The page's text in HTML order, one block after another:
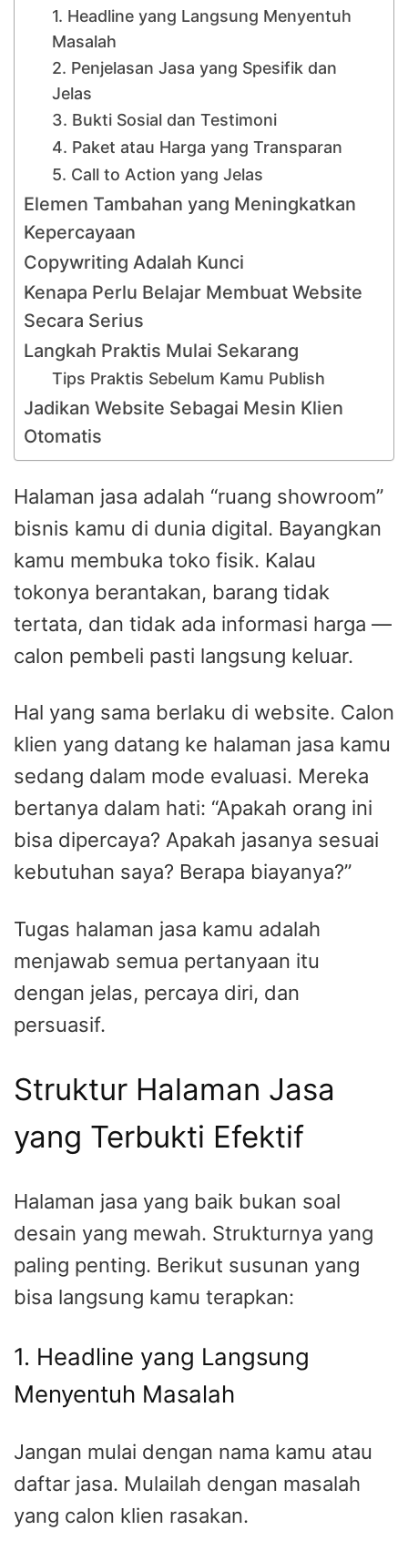
1. Headline yang Langsung Menyentuh
Masalah
2. Penjelasan Jasa yang Spesifik dan
Jelas
3. Bukti Sosial dan Testimoni
4. Paket atau Harga yang Transparan
5. Call to Action yang Jelas
Elemen Tambahan yang Meningkatkan
Kepercayaan
Copywriting Adalah Kunci
Kenapa Perlu Belajar Membuat Website
Secara Serius
Langkah Praktis Mulai Sekarang
Tips Praktis Sebelum Kamu Publish
Jadikan Website Sebagai Mesin Klien
Otomatis
Halaman jasa adalah “ruang showroom”
bisnis kamu di dunia digital. Bayangkan
kamu membuka toko fisik. Kalau
tokonya berantakan, barang tidak
tertata, dan tidak ada informasi harga —
calon pembeli pasti langsung keluar.
Hal yang sama berlaku di website. Calon
klien yang datang ke halaman jasa kamu
sedang dalam mode evaluasi. Mereka
bertanya dalam hati: “Apakah orang ini
bisa dipercaya? Apakah jasanya sesuai
kebutuhan saya? Berapa biayanya?”
Tugas halaman jasa kamu adalah
menjawab semua pertanyaan itu
dengan jelas, percaya diri, dan
persuasif.
Struktur Halaman Jasa
yang Terbukti Efektif
Halaman jasa yang baik bukan soal
desain yang mewah. Strukturnya yang
paling penting. Berikut susunan yang
bisa langsung kamu terapkan:
1. Headline yang Langsung
Menyentuh Masalah
Jangan mulai dengan nama kamu atau
daftar jasa. Mulailah dengan masalah
yang calon klien rasakan.